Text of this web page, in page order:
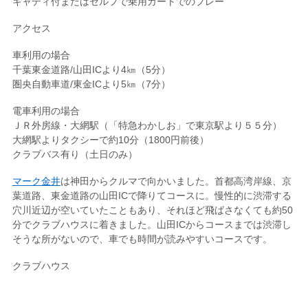
アクセス
車利用の場合
千葉東金道路/山田ICより4㎞（5分）
圏央自動車道/東金ICより5㎞（7分）
電車利用の場合
ＪＲ外房線・大網駅（「特急わかしお」で東京駅より５５分）
大網駅よりタクシーで約10分（1800円前後）
クラブバス有り（土日のみ）
マーク金井は神田からクルマで向かいました。首都高湾岸線、京
葉道路、東金道路の山田ICで降りてコースに。慢性的に渋滞する
穴川近辺が空いていたこともあり、それほど飛ばさなくても約50
分でクラブハウスに着きました。山田ICからコースまでは渋滞し
そうな所がないので、車でも時間が読みやすいコースです。
クラブハウス